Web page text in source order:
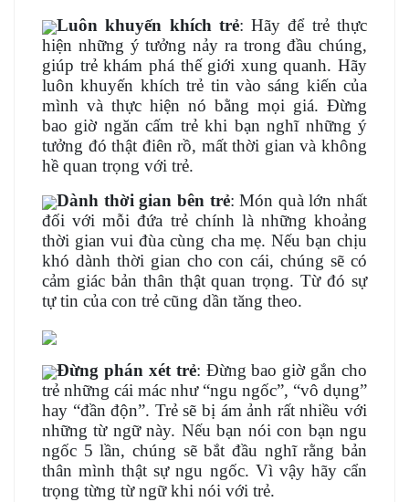
Luôn khuyến khích trẻ: Hãy để trẻ thực
hiện những ý tưởng nảy ra trong đầu chúng,
giúp trẻ khám phá thế giới xung quanh. Hãy
luôn khuyến khích trẻ tin vào sáng kiến của
mình và thực hiện nó bằng mọi giá. Đừng
bao giờ ngăn cấm trẻ khi bạn nghĩ những ý
tưởng đó thật điên rồ, mất thời gian và không
hề quan trọng với trẻ.
Dành thời gian bên trẻ: Món quà lớn nhất
đối với mỗi đứa trẻ chính là những khoảng
thời gian vui đùa cùng cha mẹ. Nếu bạn chịu
khó dành thời gian cho con cái, chúng sẽ có
cảm giác bản thân thật quan trọng. Từ đó sự
tự tin của con trẻ cũng dần tăng theo.
Đừng phán xét trẻ: Đừng bao giờ gắn cho
trẻ những cái mác như “ngu ngốc”, “vô dụng”
hay “đần độn”. Trẻ sẽ bị ám ảnh rất nhiều với
những từ ngữ này. Nếu bạn nói con bạn ngu
ngốc 5 lần, chúng sẽ bắt đầu nghĩ rằng bản
thân mình thật sự ngu ngốc. Vì vậy hãy cẩn
trọng từng từ ngữ khi nói với trẻ.